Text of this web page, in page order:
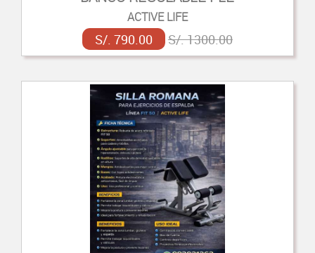
ACTIVE LIFE
S/. 790.00 S/. 1300.00